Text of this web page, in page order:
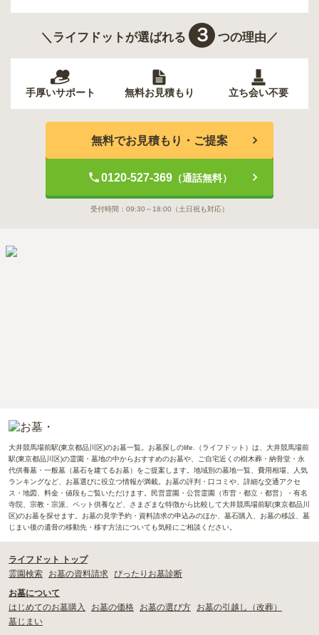
＼ライフドットが選ばれる ３ つの理由／
手厚いサポート 無料お見積もり 立ち会い不要
無料でお見積もり・ご提案
0120-527-369（通話無料）
受付時間： 09:30～18:00 （土日祝も対応）
大井競馬場前駅(東京都品川区)のお墓一覧。お墓探しのlife.（ライフドット）は、大井競馬場前
駅(東京都品川区)の霊園・墓地の中からおすすめのお墓や、ご自宅近くの樹木葬・納骨堂・永
代供養墓・一般墓（墓石を建てるお墓）をご提案します。地域別の墓地一覧、費用相場、人気
ランキングなど、お墓選びに役立つ情報が満載。お墓の評判・口コミや、詳細な交通アクセ
ス・地図、料金・値段もご覧いただけます。民営霊園・公営霊園（市営・都立・都営）・有名
寺院、宗教・宗派、ペット供養など、さまざまな特徴から比較して大井競馬場前駅(東京都品川
区)のお墓を探せます。お墓の見学予約・資料請求の申込みのほか、墓石購入、お墓の移設、墓
じまい後の遺骨の移動先・移す方法についても気軽にご相談ください。
ライフドット トップ
霊園検索
お墓の資料請求 ぴったりお墓診断
お墓について
はじめてのお墓購入
お墓の価格 お墓の選び方
お墓の引越し（改葬）
墓じまい